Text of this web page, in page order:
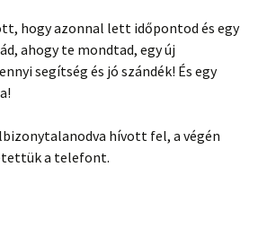
hogy azonnal lett időpontod és egy
ahogy te mondtad, egy új
segítség és jó szándék! És egy
hívott fel, a végén
a telefont.